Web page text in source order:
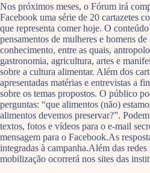
Nos próximos meses, o Fórum irá
Facebook uma série de 20 cartazetes
que representa comer hoje. O
pensamentos de mulheres e homens de
conhecimento, entre as quais,
gastronomia, agricultura, artes e
sobre a cultura alimentar. Além dos
apresentadas matérias e entrevistas a
sobre os temas propostos. O público
perguntas: “que alimentos (não)
alimentos devemos preservar?”.
textos, fotos e vídeos para o e-mail
mensagem para o Facebook.As
integradas à campanha.Além das
mobilização ocorrerá nos sites das